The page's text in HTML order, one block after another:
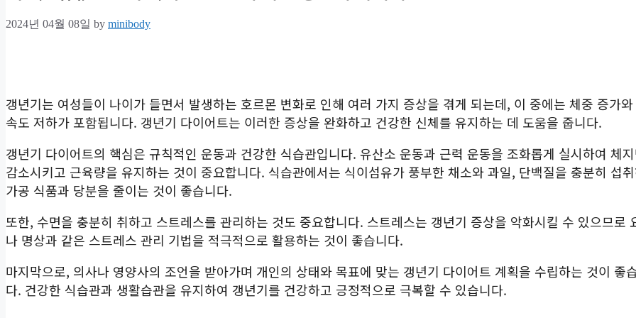
2024년 04월 08일 by minibody
갱년기는 여성들이 나이가 들면서 발생하는 호르몬 변화로 인해 여러 가지 증상을 겪게 되는데, 이 중에는 체중 증가
속도 저하가 포함됩니다. 갱년기 다이어트는 이러한 증상을 완화하고 건강한 신체를 유지하는 데 도움을 줍니다.
갱년기 다이어트의 핵심은 규칙적인 운동과 건강한 식습관입니다. 유산소 운동과 근력 운동을 조화롭게 실시하여 체
감소시키고 근육량을 유지하는 것이 중요합니다. 식습관에서는 식이섬유가 풍부한 채소와 과일, 단백질을 충분히 섭
가공 식품과 당분을 줄이는 것이 좋습니다.
또한, 수면을 충분히 취하고 스트레스를 관리하는 것도 중요합니다. 스트레스는 갱년기 증상을 악화시킬 수 있으므로
나 명상과 같은 스트레스 관리 기법을 적극적으로 활용하는 것이 좋습니다.
마지막으로, 의사나 영양사의 조언을 받아가며 개인의 상태와 목표에 맞는 갱년기 다이어트 계획을 수립하는 것이 좋
다. 건강한 식습관과 생활습관을 유지하여 갱년기를 건강하고 긍정적으로 극복할 수 있습니다.